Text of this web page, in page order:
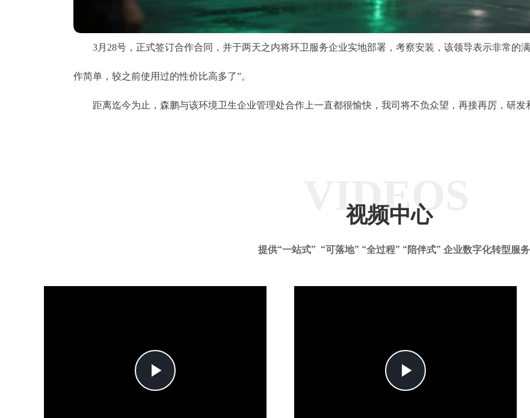
3月28号，正式签订合作合同，并于两天之内将环卫服务企业实地部署，考察安装，该领导表示非常的
作简单，较之前使用过的性价比高多了”。
距离迄今为止，森鹏与该环境卫生企业管理处合作上一直都很愉快，我司将不负众望，再接再厉，研发
提供“一站式” “可落地” “全过程” “陪伴式” 企业数字化转型服务
VIDEOS
视频中心
Play
Play